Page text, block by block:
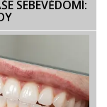
SEBEVĚDOMÍ: